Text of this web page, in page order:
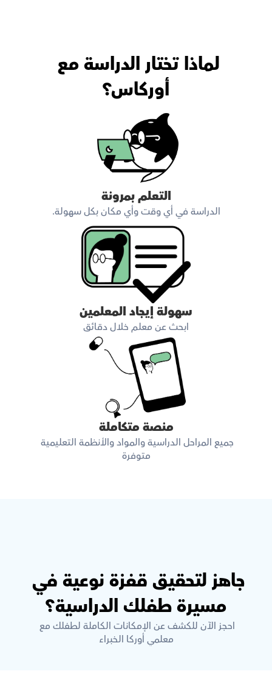
أوركاس؟
التعلم بمرونة
الدراسة في أي وقت وأي مكان بكل سهولة.
سهولة إيجاد المعلمين
ابحث عن معلم خلال دقائق
منصة متكاملة
متوفرة
مسيرة طفلك الدراسية؟
معلمي أوركا الخبراء